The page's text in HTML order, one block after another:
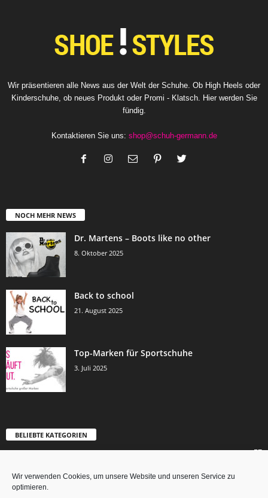
Wir verwenden Cookies, um unsere Website und unseren Service zu
optimieren.
Wir präsentieren alle News aus der Welt der Schuhe. Ob High Heels oder
Kinderschuhe, ob neues Produkt oder Promi - Klatsch. Hier werden Sie
fündig.
Kontaktieren Sie uns: shop@schuh-germann.de
NOCH MEHR NEWS
Dr. Martens – Boots like no other
8. Oktober 2025
Back to school
21. August 2025
Top-Marken für Sportschuhe
3. Juli 2025
BELIEBTE KATEGORIEN
57
Style Highlights
Produkte